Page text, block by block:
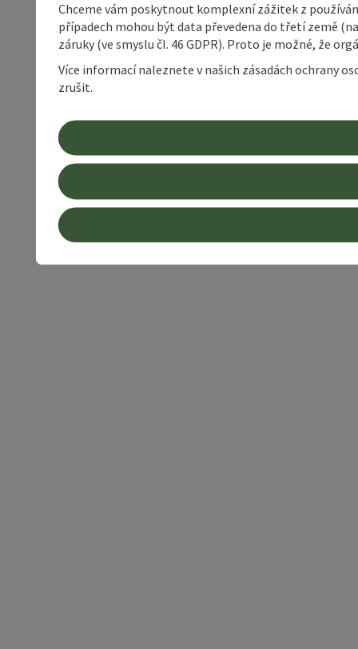
Chceme vám poskytnout komplexní zážitek z
případech mohou být data převedena do třetí země
záruky (ve smyslu čl. 46 GDPR). Proto je možné, že
Více informací naleznete v našich zásadách ochrany
zrušit.